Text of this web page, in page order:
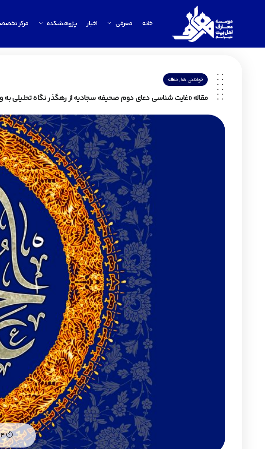
خانه معرفی اخبار پژوهشکده مرکز
خواندنی ها,مقاله
مقاله «غایت شناسی دعای دوم صحیفه سجادیه از رهگذر نگاه تحلیلی به
4 بهمن 1404